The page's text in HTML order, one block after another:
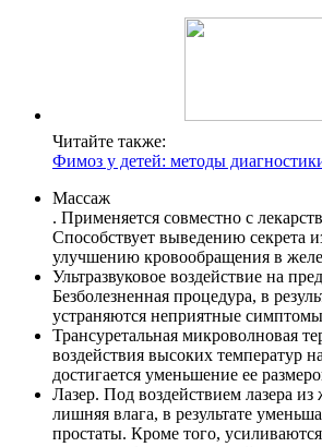
Читайте также:
Фимоз у детей: методы
Массаж
. Применяется совместно с
Способствует выведению секрета
улучшению кровообращения в
Ультразвуковое воздействие на
Безболезненная процедура, в
устраняются неприятные
Трансуретальная микроволновая
воздействия высоких температур
достигается уменьшение ее
Лазер. Под воздействием лазера из
лишняя влага, в результате
простаты. Кроме того,